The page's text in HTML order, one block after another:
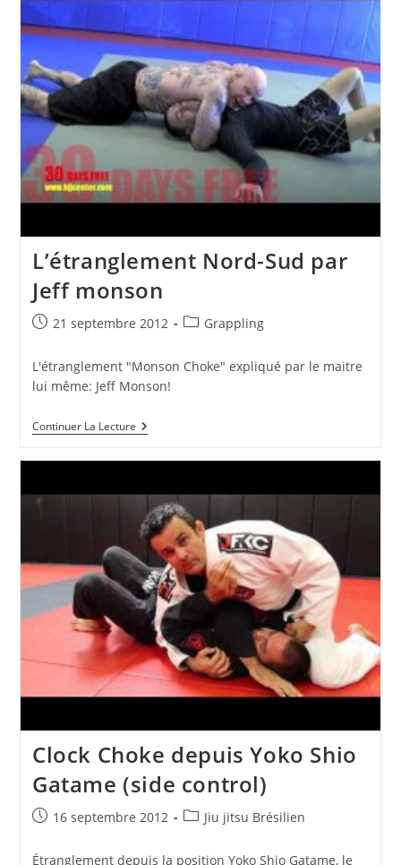
L’opposant
L’étranglement Nord-Sud par
Jeff monson
Publication
21 septembre 2012
PostGrappling
L'étranglement "Monson Choke" expliqué par le maitre
lui même: Jeff Monson!
Continuer La LectureL’étranglement
Nord-
Monson
Clock Choke depuis Yoko Shio
Gatame (side control)
Publication
16 septembre 2012
PostJiu jitsu Brésilien
Étranglement depuis la position Yoko Shio Gatame, le